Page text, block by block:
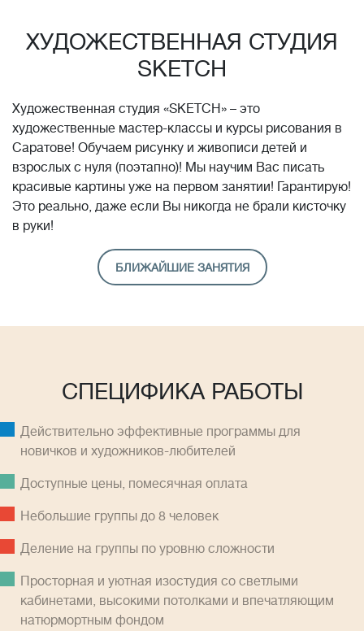
стоимость обучения!*
ХУДОЖЕСТВЕННАЯ СТУДИЯ
SKETCH
Художественная студия «SKETCH» – это
художественные мастер-классы и курсы рисования в
Саратове! Обучаем рисунку и живописи детей и
взрослых с нуля (поэтапно)! Мы научим Вас писать
красивые картины уже на первом занятии! Гарантирую!
Это реально, даже если Вы никогда не брали кисточку
в руки!
БЛИЖАЙШИЕ ЗАНЯТИЯ
СПЕЦИФИКА РАБОТЫ
Действительно эффективные программы для
новичков и художников-любителей
Доступные цены, помесячная оплатa
Небольшие группы до 8 человек
Деление на группы по уровню сложности
Просторная и уютная изостудия со светлыми
кабинетами, высокими потолками и впечатляющим
натюрмортным фондом